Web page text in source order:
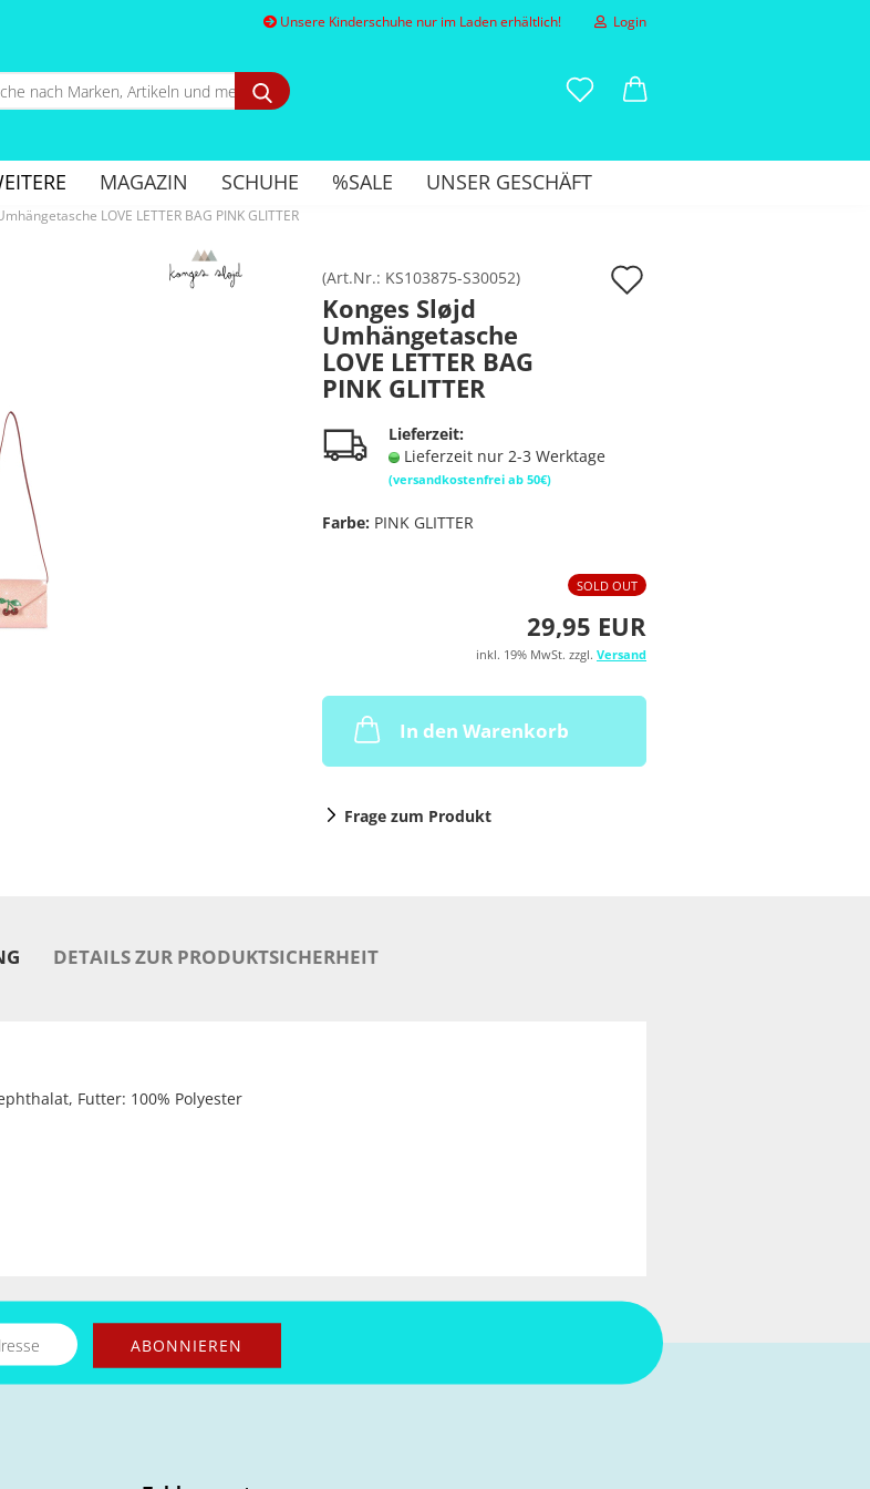
Unsere Kinderschuhe nur im Laden erhältlich! Login
Konto erstellen
Passwort vergessen?
Suche
nach
und
mehr...
MAGAZIN SCHUHE %SALE UNSER GESCHÄFT
LOVE LETTER BAG PINK GLITTER
(Art.Nr.: KS103875-S30052)
Konges Sløjd
Umhängetasche
LOVE LETTER BAG
PINK GLITTER
Lieferzeit:
Lieferzeit nur 2-3 Werktage
(versandkostenfrei ab 50€)
Farbe: PINK GLITTER
SOLD OUT
29,95 EUR
inkl. 19% MwSt. zzgl. Versand
In den Warenkorb
Frage zum Produkt
DETAILS ZUR PRODUKTSICHERHEIT
Futter: 100% Polyester